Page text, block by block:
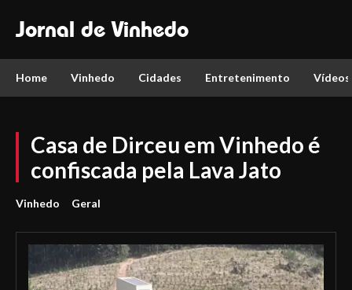
Jornal de Vinhedo
Home Vinhedo Cidades Entretenimento Vídeos
Casa de Dirceu em Vinhedo é
confiscada pela Lava Jato
Vinhedo Geral